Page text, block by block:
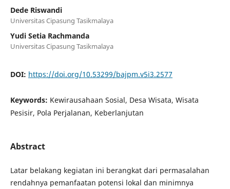
Dede Riswandi
Universitas Cipasung Tasikmalaya
Yudi Setia Rachmanda
Universitas Cipasung Tasikmalaya
DOI: https://doi.org/10.53299/bajpm.v5i3.2577
Keywords: Kewirausahaan Sosial, Desa Wisata, Wisata
Pesisir, Pola Perjalanan, Keberlanjutan
Abstract
Latar belakang kegiatan ini berangkat dari permasalahan
rendahnya pemanfaatan potensi lokal dan minimnya